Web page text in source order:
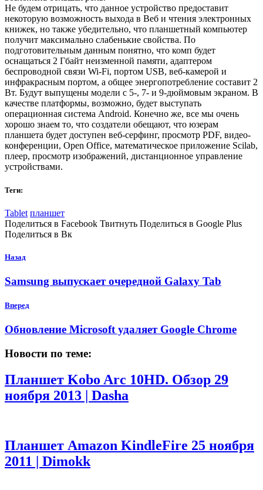
Не будем отрицать, что данное устройство предоставит
некоторую возможность выхода в Веб и чтения электронных
книжек, но также убедительно, что планшетный компьютер
получит максимально слабенькие свойства. По
подготовительным данным понятно, что комп будет
оснащаться 2 Гбайт неизменной памяти, адаптером
беспроводной связи Wi-Fi, портом USB, веб-камерой и
инфракрасным портом, а общее энергопотребление составит 2
Вт. Будут выпущены модели с 5-, 7- и 9-дюймовым экраном. В
качестве платформы, возможно, будет выступать
операционная система Android. Конечно же, все мы очень
хорошо знаем то, что создатели обещают, что юзерам
планшета будет доступен веб-серфинг, просмотр PDF, видео-
конференции, Open Office, математическое приложение Scilab,
плеер, просмотр изображений, дистанционное управление
устройствами.
Теги:
Tablet планшет
Поделиться в Facebook Твитнуть Поделиться в Google Plus
Поделиться в Вк
Назад
Samsung выпускает очередной Galaxy Tab
Вперед
Обновление Microsoft удаляет Google Chrome
Новости по теме:
Планшет Kobo Arc 10HD. Обзор 29
ноября 2013 | Dasha
Планшет Amazon KindleFire 25 ноября
2011 | Dimokk